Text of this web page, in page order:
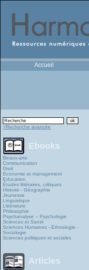
Accueil
>Recherche avancée
Ebooks
Beaux-arts
Communication
Droit
Economie et management
Education
Études littéraires, critiques
Histoire - Géographie
Jeunesse
Linguistique
Littérature
Philosophie
Psychanalyse – Psychologie
Sciences et Santé
Sciences Humaines - Ethnologie -
Sociologie
Sciences politiques et sociales
Articles